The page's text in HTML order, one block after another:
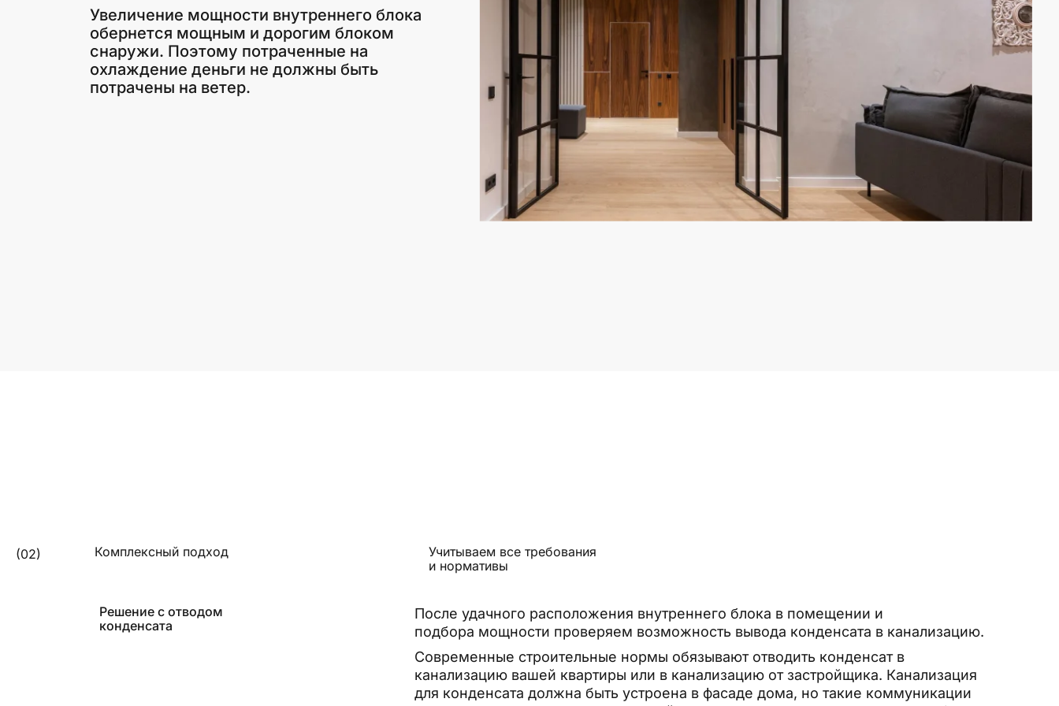
Увеличение мощности внутреннего блока
обернется мощным и дорогим блоком
снаружи. Поэтому потраченные на
охлаждение деньги не должны быть
потрачены на ветер.
(02) Комплексный подход
Учитываем все требования
и нормативы
Решение с отводом
конденсата
После удачного расположения внутреннего блока в помещении и
подбора мощности проверяем возможность вывода конденсата в канализацию.
Современные строительные нормы обязывают отводить конденсат в
канализацию вашей квартиры или в канализацию от застройщика. Канализация
для конденсата должна быть устроена в фасаде дома, но такие коммуникации